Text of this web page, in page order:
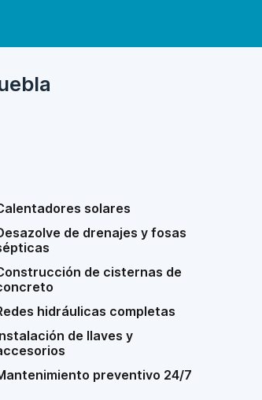
solares
de drenajes y fosas
de cisternas de
hidráulicas completas
de llaves y
preventivo 24/7